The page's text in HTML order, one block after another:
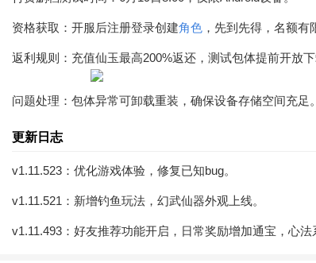
资格获取：开服后注册登录创建角色 ，先到先得，名额有
返利规则：充值仙玉最高200%返还，测试包体提前开放下
问题处理：包体异常可卸载重装，确保设备存储空间充足。
更新日志
v1.11.523：优化游戏体验，修复已知bug。
v1.11.521：新增钓鱼玩法，幻武仙器外观上线。
v1.11.493：好友推荐功能开启，日常奖励增加通宝，心